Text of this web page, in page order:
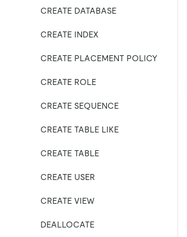
CREATE DATABASE
CREATE INDEX
CREATE PLACEMENT POLICY
CREATE ROLE
CREATE SEQUENCE
CREATE TABLE LIKE
CREATE TABLE
CREATE USER
CREATE VIEW
DEALLOCATE